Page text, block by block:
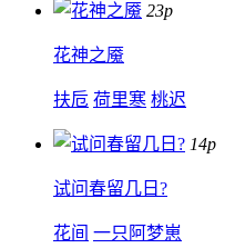
23p
花神之魇
扶卮 荷里寒 桃迟
14p
试问春留几日?
花间 一只阿梦崽